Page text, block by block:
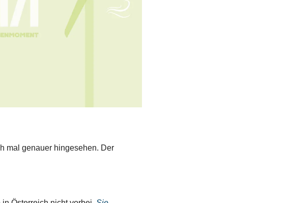
mal genauer hingesehen. Der